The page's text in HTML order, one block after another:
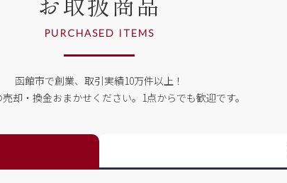
PURCHASED ITEMS
函館市で創業、取引実績10万件以上！
却・換金おまかせください。 1点からでも歓迎です。